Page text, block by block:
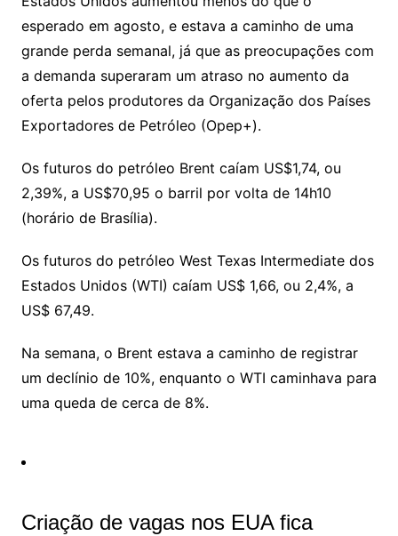
n
k
p
p
m
n
a
s
sr
m
a
g
e
k.
c
o
m
e o
M
ai
l
d
s
esperado em agosto, e estava a caminho de uma
grande perda semanal, já que as preocupações com
a demanda superaram um atraso no aumento da
oferta pelos produtores da Organização dos Países
Exportadores de Petróleo (Opep+).
Os futuros do petróleo Brent caíam US$1,74, ou
2,39%, a US$70,95 o barril por volta de 14h10
(horário de Brasília).
Os futuros do petróleo West Texas Intermediate dos
Estados Unidos (WTI) caíam US$ 1,66, ou 2,4%, a
US$ 67,49.
Na semana, o Brent estava a caminho de registrar
um declínio de 10%, enquanto o WTI caminhava para
uma queda de cerca de 8%.
Criação de vagas nos EUA fica